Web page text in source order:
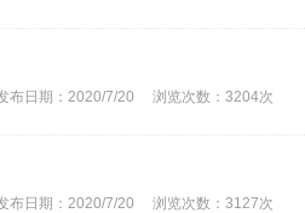
日期：2020/7/20 浏览次数：3204次
日期：2020/7/20 浏览次数：3127次